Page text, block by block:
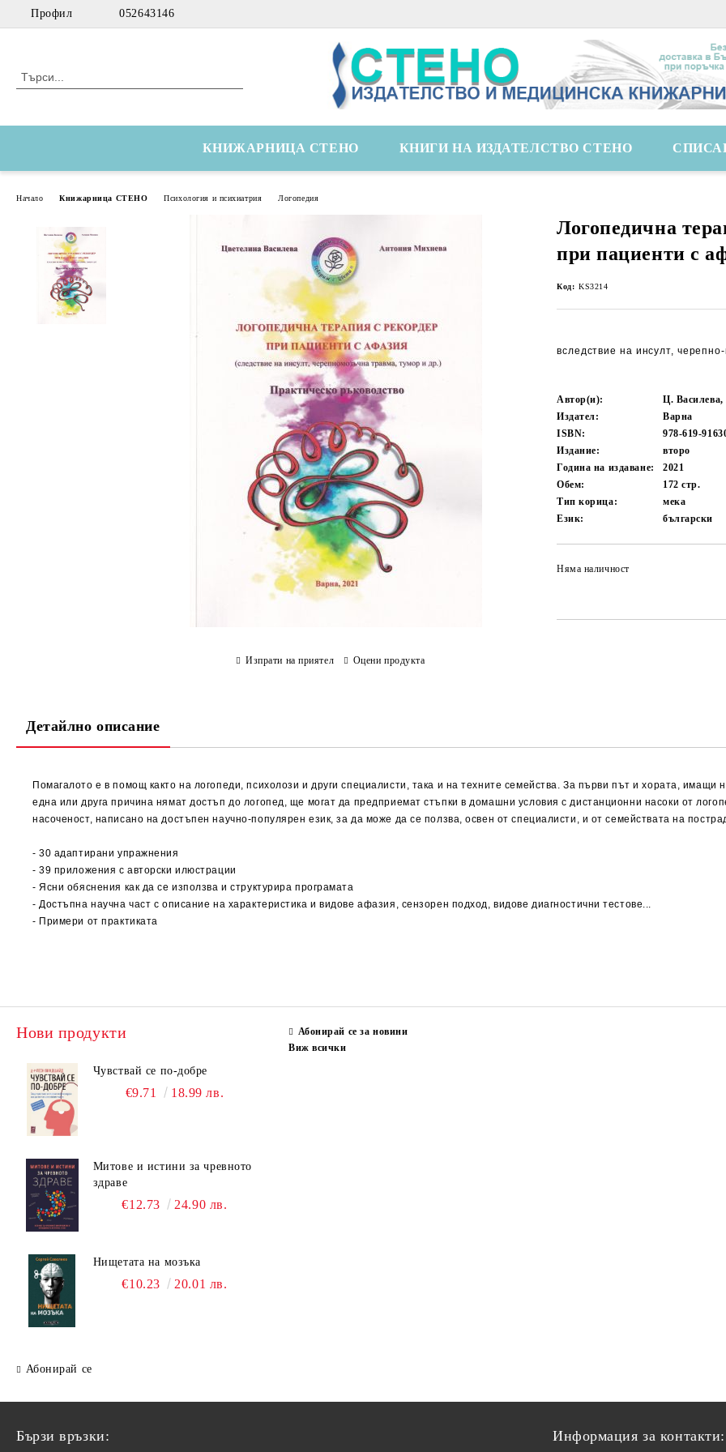
Профил 052643146
КНИЖАРНИЦА СТЕНО КНИГИ НА ИЗДАТЕЛСТВО СТЕНО
Начало Книжарница СТЕНО Психология и психиатрия Логопедия
Логопедична
при пациенти с
Код: KS3214
вследствие на инсулт,
Автор(и):
Ц.
Издател:
Варна
ISBN:
978-619-
Издание:
второ
Година на издаване:
2021
Обем:
172стр.
Тип корица:
мека
Език:
български
Няма наличност
Изпрати на приятел Оцени продукта
Детайлно описание
Помагалото е в помощ както на логопеди, психолози и други специалисти, така и на техните семейства. За първи път и хората, имащи
една или друга причина нямат достъп до логопед, ще могат да предприемат стъпки в домашни условия с дистанционни насоки от
насоченост, написано на достъпен научно-популярен език, за да може да се ползва, освен от специалисти, и от семействата на
- 30 адаптирани упражнения
- 39 приложения с авторски илюстрации
- Ясни обяснения как да се използва и структурира програмата
- Достъпна научна част с описание на характеристика и видове афазия, сензорен подход, видове диагностични тестове...
- Примери от практиката
Нови продукти
Чувствай се по-добре
€9.71 18.99 лв.
Митове и истини за чревното
здраве
€12.73 24.90 лв.
Нищетата на мозъка
€10.23 20.01 лв.
Абонирай се
Абонирай се за новини
Виж всички
Бързи връзки: Информация за контакти: